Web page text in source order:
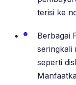
terisi ke
Berbagai
seringkali
seperti